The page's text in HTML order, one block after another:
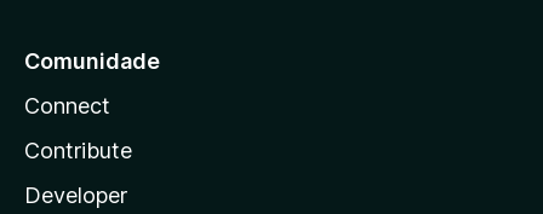
Comunidade
Connect
Contribute
Developer